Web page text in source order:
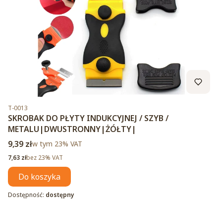
Kod produktu
T-0013
SKROBAK DO PŁYTY INDUKCYJNEJ / SZYB /
METALU|DWUSTRONNY|ŻÓŁTY|
Cena brutto
9,39 złw tym %s VAT
w tym 23% VAT
Cena netto
7,63 złbez 23% VAT
Do koszyka
Dostępność: dostępny